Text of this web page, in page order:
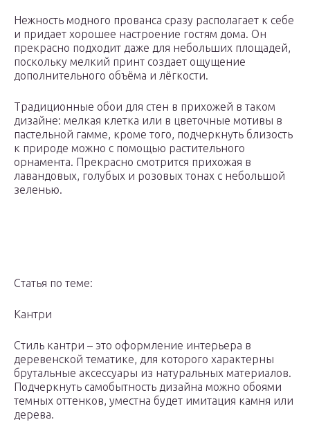
Нежность модного прованса сразу располагает к себе
и придает хорошее настроение гостям дома. Он
прекрасно подходит даже для небольших площадей,
поскольку мелкий принт создает ощущение
дополнительного объёма и лёгкости.
Традиционные обои для стен в прихожей в таком
дизайне: мелкая клетка или в цветочные мотивы в
пастельной гамме, кроме того, подчеркнуть близость
к природе можно с помощью растительного
орнамента. Прекрасно смотрится прихожая в
лавандовых, голубых и розовых тонах с небольшой
зеленью.
Статья по теме:
Кантри
Стиль кантри – это оформление интерьера в
деревенской тематике, для которого характерны
брутальные аксессуары из натуральных материалов.
Подчеркнуть самобытность дизайна можно обоями
темных оттенков, уместна будет имитация камня или
дерева.